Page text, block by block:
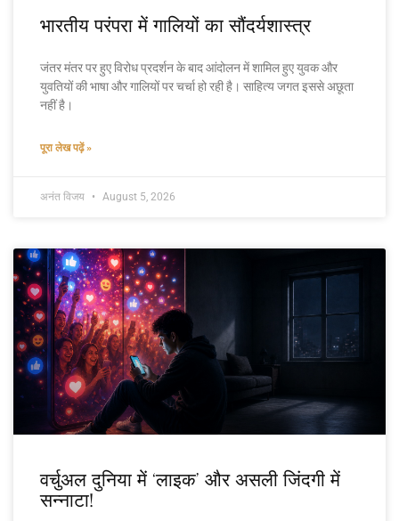
भारतीय परंपरा में गालियों का सौंदर्यशास्त्र
जंतर मंतर पर हुए विरोध प्रदर्शन के बाद आंदोलन में शामिल हुए युवक और
युवतियों की भाषा और गालियों पर चर्चा हो रही है। साहित्य जगत इससे अछूता
नहीं है।
पूरा लेख पढ़ें »
अनंत विजय August 5, 2026
वर्चुअल दुनिया में ‘लाइक’ और असली जिंदगी में
सन्नाटा!